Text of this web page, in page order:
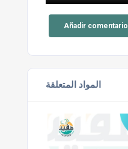
Añadir comentario
المواد المتعلقة